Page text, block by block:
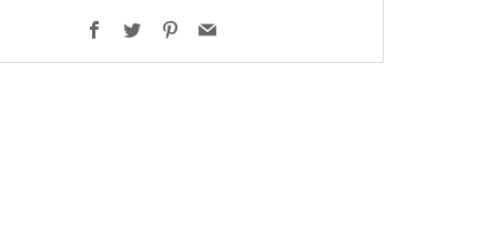
Facebook
Twitter Pinterest
Email